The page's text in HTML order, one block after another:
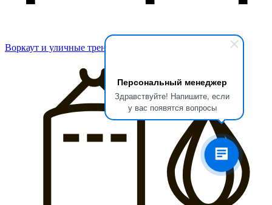
Персональный менеджер
Здравствуйте! Напишите, если
у вас появятся вопросы
Воркаут и уличные тренажеры